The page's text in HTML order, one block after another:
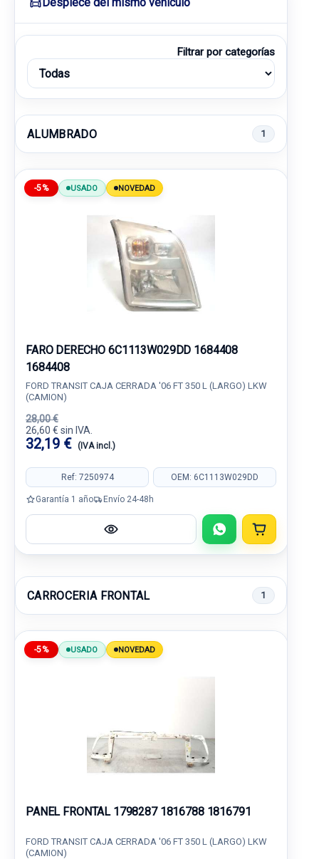
Filtrar por categorías
ALUMBRADO 1
-5% USADO NOVEDAD
FARO DERECHO 6C1113W029DD 1684408
1684408
FORD TRANSIT CAJA CERRADA '06 FT 350 L (LARGO) LKW
(CAMION)
28,00 €
26,60 € sin IVA.
32,19 € (IVA incl.)
Ref: 7250974 OEM: 6C1113W029DD
Garantía 1 año Envío 24-48h
CARROCERIA FRONTAL 1
-5% USADO NOVEDAD
PANEL FRONTAL 1798287 1816788 1816791
FORD TRANSIT CAJA CERRADA '06 FT 350 L (LARGO) LKW
(CAMION)